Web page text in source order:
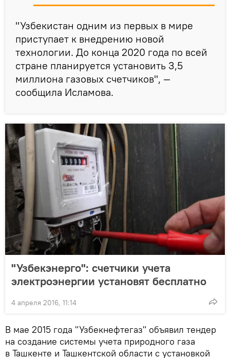
"Узбекистан одним из первых в мире
приступает к внедрению новой
технологии. До конца 2020 года по всей
стране планируется установить 3,5
миллиона газовых счетчиков", —
сообщила Исламова.
"Узбекэнерго": счетчики учета
электроэнергии установят бесплатно
4 апреля 2016, 11:14
В мае 2015 года "Узбекнефтегаз" объявил тендер
на создание системы учета природного газа
в Ташкенте и Ташкентской области с установкой